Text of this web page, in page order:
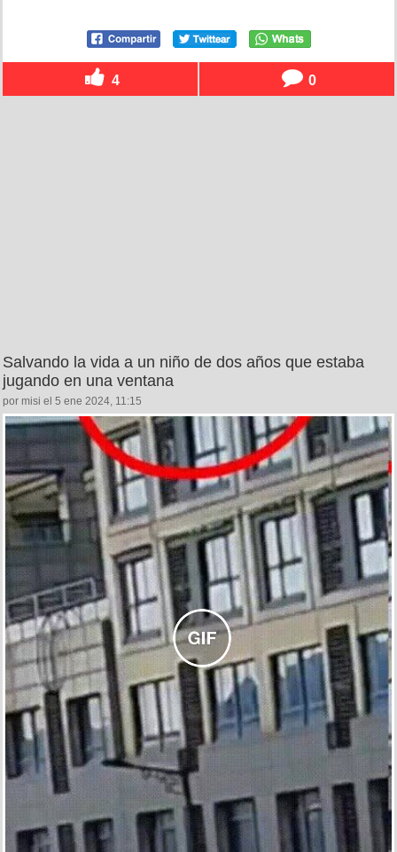
4 0
Salvando la vida a un niño de dos años que estaba
jugando en una ventana
por misi el 5 ene 2024, 11:15